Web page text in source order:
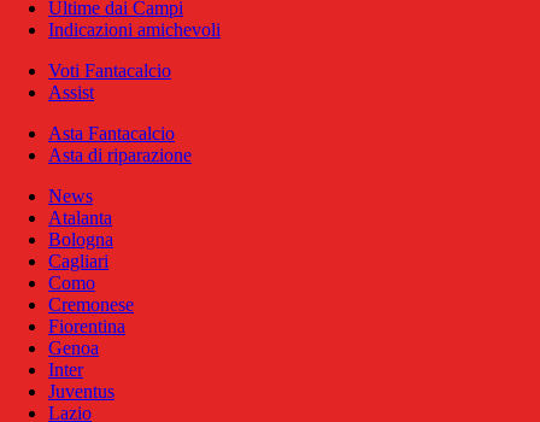
Ultime dai Campi
Indicazioni amichevoli
Voti Fantacalcio
Assist
Asta Fantacalcio
Asta di riparazione
News
Atalanta
Bologna
Cagliari
Como
Cremonese
Fiorentina
Genoa
Inter
Juventus
Lazio